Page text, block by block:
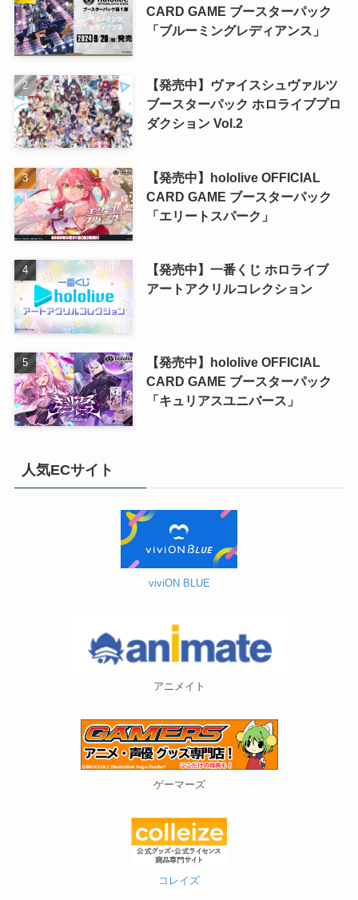
CARD GAME ブースターパック
「ブルーミングレディアンス」
【発売中】ヴァイスシュヴァルツ
ブースターパック ホロライブプロ
ダクション Vol.2
【発売中】hololive OFFICIAL
CARD GAME ブースターパック
「エリートスパーク」
【発売中】一番くじ ホロライブ
アートアクリルコレクション
【発売中】hololive OFFICIAL
CARD GAME ブースターパック
「キュリアスユニバース」
人気ECサイト
viviON BLUE
アニメイト
ゲーマーズ
コレイズ